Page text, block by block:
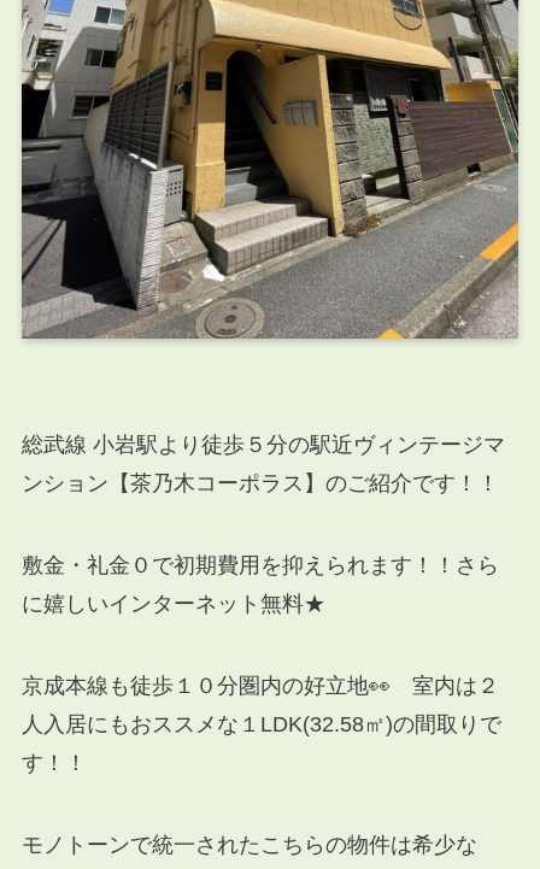
総武線 小岩駅より徒歩５分の駅近ヴィンテージマ
ンション【茶乃木コーポラス】のご紹介です！！
敷金・礼金０で初期費用を抑えられます！！さら
に嬉しいインターネット無料★
京成本線も徒歩１０分圏内の好立地👀 室内は２
人入居にもおススメな１LDK(32.58㎡)の間取りで
す！！
モノトーンで統一されたこちらの物件は希少な